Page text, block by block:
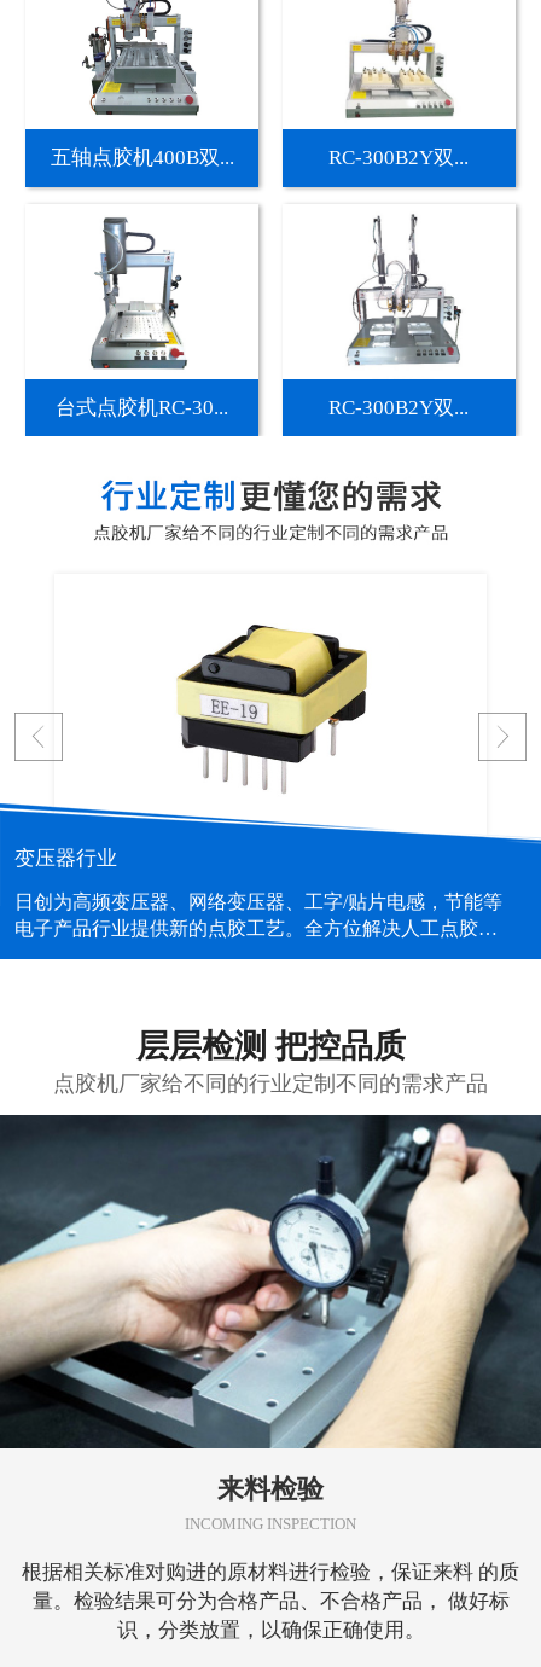
五轴点胶机400B双... RC-300B2Y双...
台式点胶机RC-30... RC-300B2Y双...
变压器行业
日创为高频变压器、网络变压器、工字/贴片电感，节能等
电子产品行业提供新的点胶工艺。全方位解决人工点胶的
不良、提高效率、胶量控制、工位脏乱等问题。...
层层检测 把控品质
点胶机厂家给不同的行业定制不同的需求产品
来料检验
INCOMING INSPECTION
根据相关标准对购进的原材料进行检验，保证来料 的质
量。检验结果可分为合格产品、不合格产品， 做好标
识，分类放置，以确保正确使用。